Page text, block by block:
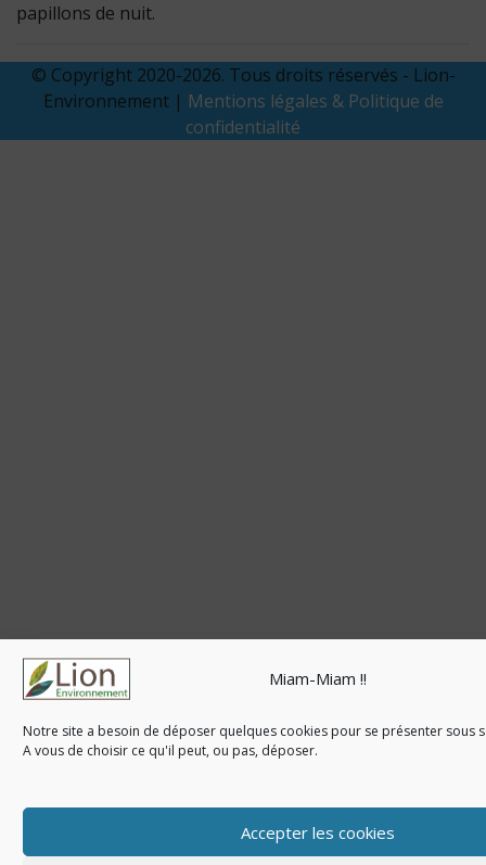
Miam-Miam !!
Notre site a besoin de déposer quelques cookies pour se présenter sous
A vous de choisir ce qu'il peut, ou pas, déposer.
Accepter les cookies
papillons de nuit.
© Copyright 2020-2026. Tous droits réservés - Lion-
Environnement | Mentions légales & Politique de
confidentialité